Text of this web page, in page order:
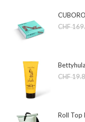
CHF
CHF
Roll Top